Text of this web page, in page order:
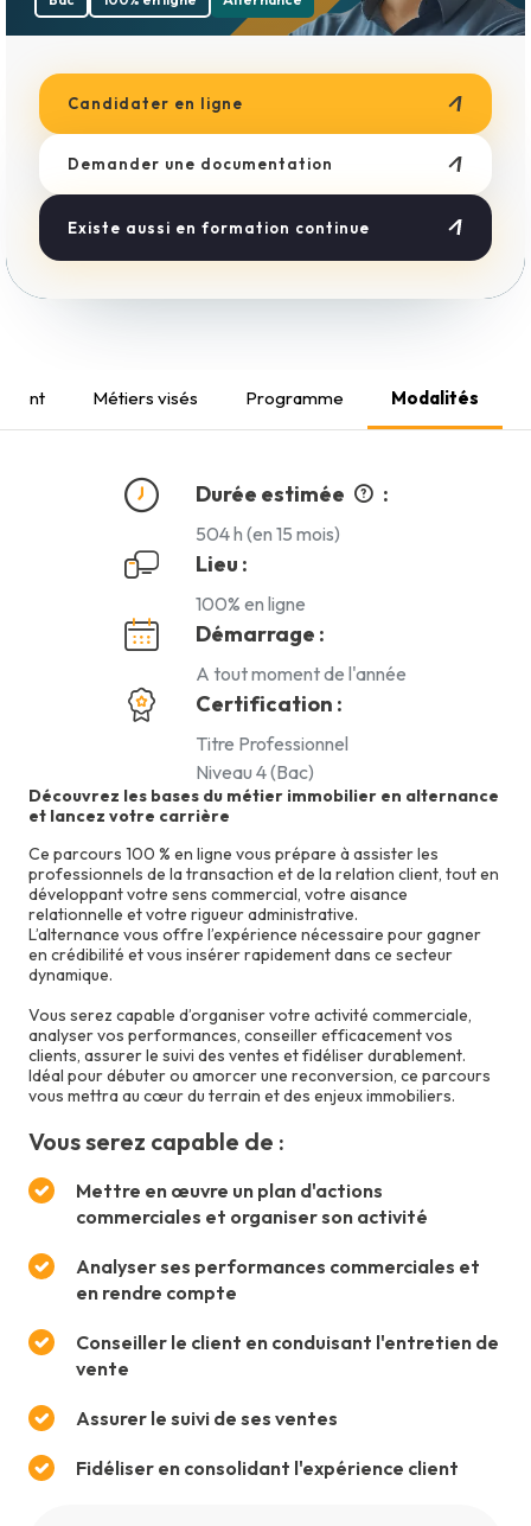
Boulangerie
Esthétique
Coiffure
Métiers du Bâtiment
Candidater en ligne
Demander une documentation
Existe aussi en formation continue
Métiers visés Programme Modalités
Découvrez les bases du métier immobilier en alternance
et lancez votre carrière
Ce parcours 100 % en ligne vous prépare à assister les
professionnels de la transaction et de la relation client, tout en
développant votre sens commercial, votre aisance
relationnelle et votre rigueur administrative.
L’alternance vous offre l’expérience nécessaire pour gagner
en crédibilité et vous insérer rapidement dans ce secteur
dynamique.
Vous serez capable d’organiser votre activité commerciale,
analyser vos performances, conseiller efficacement vos
clients, assurer le suivi des ventes et fidéliser durablement.
Idéal pour débuter ou amorcer une reconversion, ce parcours
vous mettra au cœur du terrain et des enjeux immobiliers.
Vous serez capable de :
Mettre en œuvre un plan d'actions
commerciales et organiser son activité
Analyser ses performances commerciales et
en rendre compte
Conseiller le client en conduisant l'entretien de
vente
Assurer le suivi de ses ventes
Fidéliser en consolidant l'expérience client
Durée estimée :
504 h (en 15 mois)
Lieu :
100% en ligne
Démarrage :
A tout moment de l'année
Certification :
Titre Professionnel
Niveau 4 (Bac)